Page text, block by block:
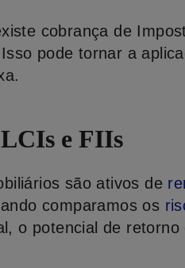
cobrança de
pode tornar a
LCIs e FIIs
são ativos de
comparamos os
o potencial de